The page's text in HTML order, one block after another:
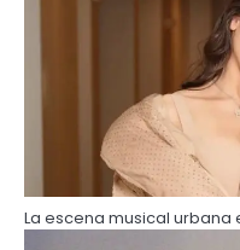
La escena musical